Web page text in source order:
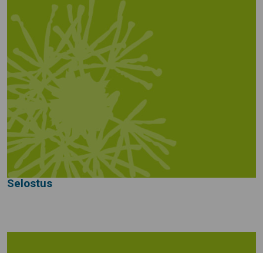
Selostus